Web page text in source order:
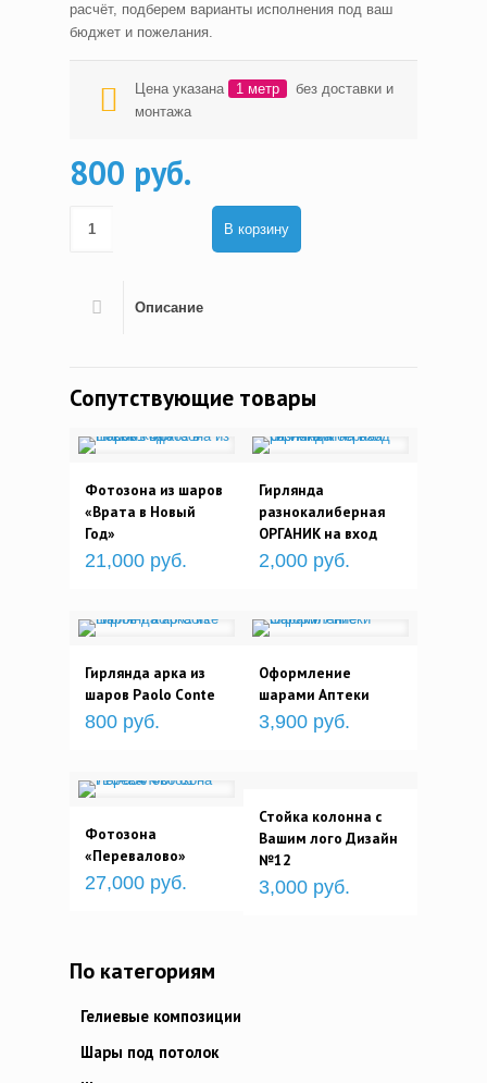
расчёт, подберем варианты исполнения под ваш
бюджет и пожелания.
Цена указана 1 метр
без доставки и
монтажа
800 руб.
В корзину
Описание
Сопутствующие товары
Фотозона из шаров
«Врата в Новый
Год»
21,000 руб.
Гирлянда
разнокалиберная
ОРГАНИК на вход
2,000 руб.
Гирлянда арка из
шаров Paolo Conte
800 руб.
Оформление
шарами Аптеки
3,900 руб.
Фотозона
«Перевалово»
27,000 руб.
Стойка колонна с
Вашим лого Дизайн
№12
3,000 руб.
По категориям
Гелиевые композиции
Шары под потолок